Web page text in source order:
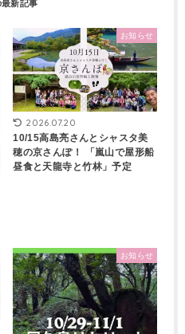
お知らせ
2026.07.20
10/15高島亮さんとシャスタ美
穂の京さんぽ！ 「嵐山で屋形船
昼食と天龍寺と竹林」予定
お知らせ